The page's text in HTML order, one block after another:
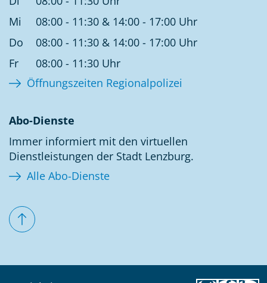
Mi
08:00 - 11:30 & 14:00 - 17:00 Uhr
Do
08:00 - 11:30 & 14:00 - 17:00 Uhr
Fr
08:00 - 11:30 Uhr
Öffnungszeiten Regionalpolizei
Abo-Dienste
Immer informiert mit den virtuellen
Dienstleistungen der Stadt Lenzburg.
Alle Abo-Dienste